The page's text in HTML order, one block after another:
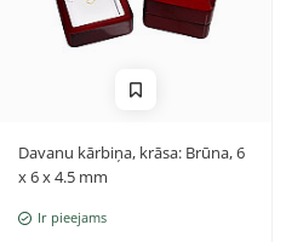
Davanu kārbiņa, krāsa: Brūna, 6
x 6 x 4.5 mm
Ir pieejams